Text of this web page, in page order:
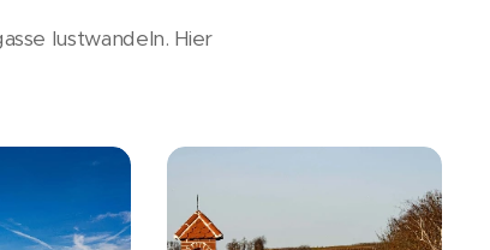
lustwandeln. Hier